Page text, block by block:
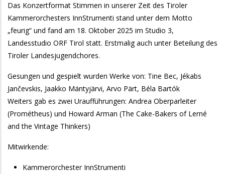
Das Konzertformat Stimmen in unserer Zeit des Tiroler
Kammerorchesters InnStrumenti stand unter dem Motto
„feurig“ und fand am 18. Oktober 2025 im Studio 3,
Landesstudio ORF Tirol statt. Erstmalig auch unter Beteilung des
Tiroler Landesjugendchores.
Gesungen und gespielt wurden Werke von: Tine Bec, Jékabs
Jančevskis, Jaakko Mäntyjärvi, Arvo Pärt, Béla Bartók
Weiters gab es zwei Uraufführungen: Andrea Oberparleiter
(Prométheus) und Howard Arman (The Cake-Bakers of Lerné
and the Vintage Thinkers)
Mitwirkende:
Kammerorchester InnStrumenti